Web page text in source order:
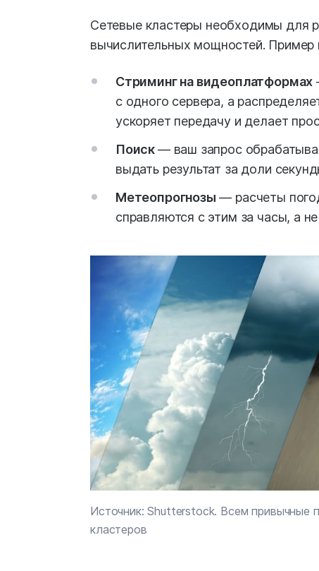
Сетевые кластеры необходимы для
вычислительных мощностей. Пример
Стриминг на видеоплатформах
с одного сервера, а
ускоряет передачу и делает
Поиск― ваш запрос
выдать результат за доли
Метеопрогнозы ― расчеты
справляются с этим за часы, а
Источник: Shutterstock. Всем привычные
кластеров